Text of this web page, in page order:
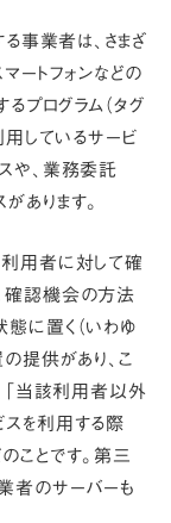
事業者は、さまざ
ートフォンなどの
プログラム（タグ
しているサービ
や、業務委託
あります。
用者に対して確
確認機会の方法
に置く（いわゆ
提供があり、こ
「当該利用者以外
を利用する際
ことです。第三
者のサーバーも